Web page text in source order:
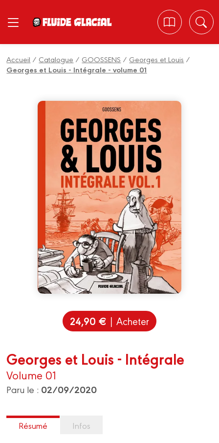
Accueil / Catalogue / GOOSSENS / Georges et Louis /
Georges et Louis - Intégrale - volume 01
24,90 € | Acheter
Georges et Louis - Intégrale
Volume 01
Paru le : 02/09/2020
Résumé Infos